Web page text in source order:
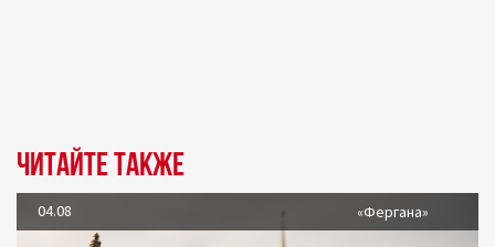
Читайте также
04.08 «Фергана»